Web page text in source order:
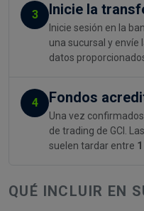
3 Inicie la
Inicie sesión en la
una sucursal y
datos proporcionados
4 Fondos
Una vez
de trading de GCI.
suelen tardar entre
QUÉ INCLUIR EN